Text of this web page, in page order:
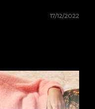
17/12/2022